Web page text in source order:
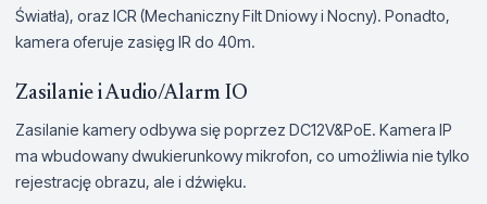
Światła), oraz ICR (Mechaniczny Filt Dniowy i Nocny). Ponadto,
kamera oferuje zasięg IR do 40m.
Zasilanie i Audio/Alarm IO
Zasilanie kamery odbywa się poprzez DC12V&PoE. Kamera IP
ma wbudowany dwukierunkowy mikrofon, co umożliwia nie tylko
rejestrację obrazu, ale i dźwięku.